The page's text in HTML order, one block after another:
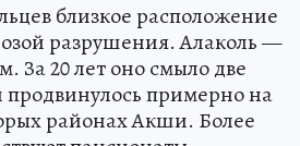
близкое расположение
разрушения. Алаколь —
За 20 лет оно смыло две
продвинулось примерно на
районах Акши. Более